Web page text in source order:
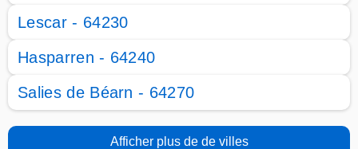
Lescar - 64230
Hasparren - 64240
Salies de Béarn - 64270
Afficher plus de de villes